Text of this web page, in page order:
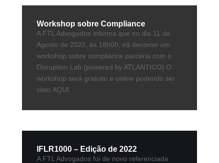
Workshop sobre Compliance
A FTL Advogados informa que no dia 11 de
Agosto de 2022, às 18h00, irá decorrer um
workshop sobre compliance parceria com o
Disruption Lab (powered by ATLANTICO) O
workshop será gratuito e online podendo ser
visto AQUI
IFLR1000 – Edição de 2022
A FTL Advogados foi de novo referenciada